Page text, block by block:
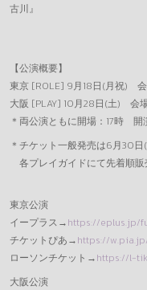
古川』
【公演概要】
東京 [ROLE] 9月18日(月祝)
大阪 [PLAY] 10月28日(土) 会
＊両公演ともに開場：17時 開
＊チケット一般発売は6月30日
各プレイガイドにて先着順販
東京公演
イープラス→https://eplus.jp/
チケットぴあ→https://
ローソンチケット→https://l-
大阪公演